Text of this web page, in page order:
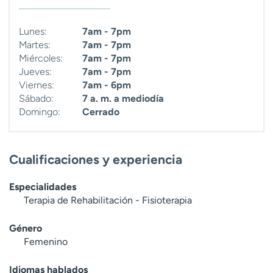
Lunes:
7am - 7pm
Martes:
7am - 7pm
Miércoles:
7am - 7pm
Jueves:
7am - 7pm
Viernes:
7am - 6pm
Sábado:
7 a. m. a mediodía
Domingo:
Cerrado
Cualificaciones y experiencia
Especialidades
Terapia de Rehabilitación - Fisioterapia
Género
Femenino
Idiomas hablados